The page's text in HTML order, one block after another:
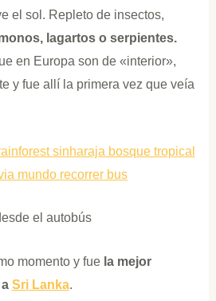
el sol. Repleto de insectos,
lagartos o serpientes.
en Europa son de «interior»,
y fue allí la primera vez que veía
el autobús
momento y fue la mejor
Sri Lanka.